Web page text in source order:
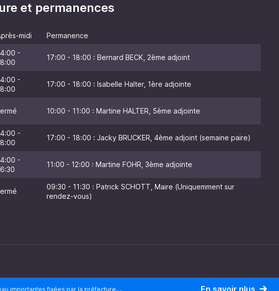
importantes fixées par la préfecture,… En savoir plus
et permanences
midi Permanence
-
17:00 - 18:00 : Bernard BECK, 2ème adjoint
-
17:00 - 18:00 : Isabelle Halter, 1ère adjointe
10:00 - 11:00 : Martine HALTER, 5ème adjointe
-
17:00 - 18:00 : Jacky BRUCKER, 4ème adjoint (semaine paire)
-
11:00 - 12:00 : Martine FOHR, 3ème adjointe
09:30 - 11:30 : Patrick SCHOTT, Maire (Uniquemment sur
rendez-vous)